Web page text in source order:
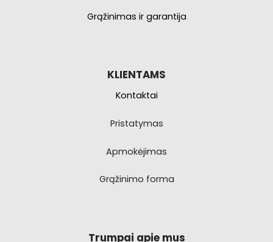
Grąžinimas ir garantija
KLIENTAMS
Kontaktai
Pristatymas
Apmokėjimas
Grąžinimo forma
Trumpai apie mus